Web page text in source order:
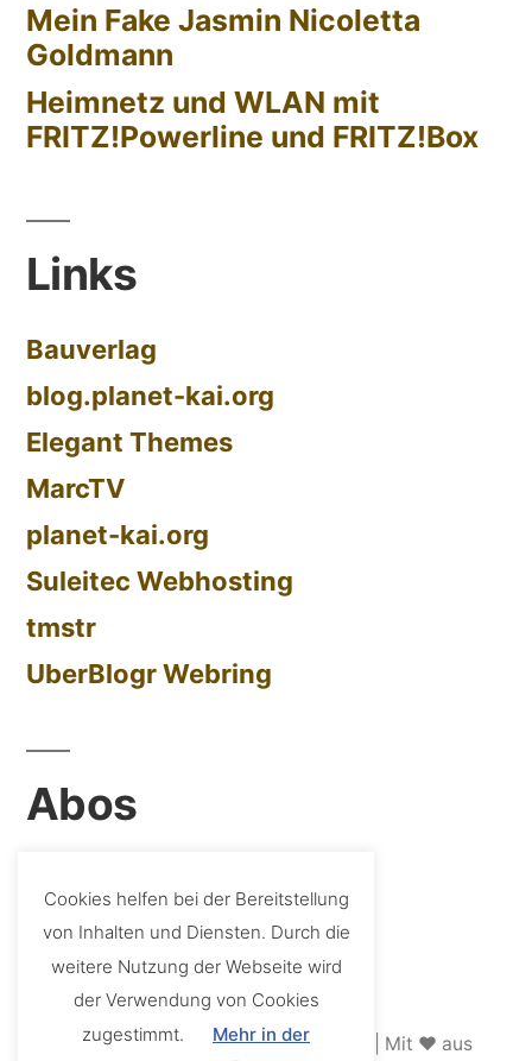
Mein Fake Jasmin Nicoletta
Goldmann
Heimnetz und WLAN mit
FRITZ!Powerline und FRITZ!Box
Links
Bauverlag
blog.planet-kai.org
Elegant Themes
MarcTV
planet-kai.org
Suleitec Webhosting
tmstr
UberBlogr Webring
Abos
Kommentare
Fritschis Welt — 2026 © Denise Fritsch | Mit ❤️ aus
Cookies helfen bei der Bereitstellung
von Inhalten und Diensten. Durch die
weitere Nutzung der Webseite wird
der Verwendung von Cookies
zugestimmt.
Mehr in der